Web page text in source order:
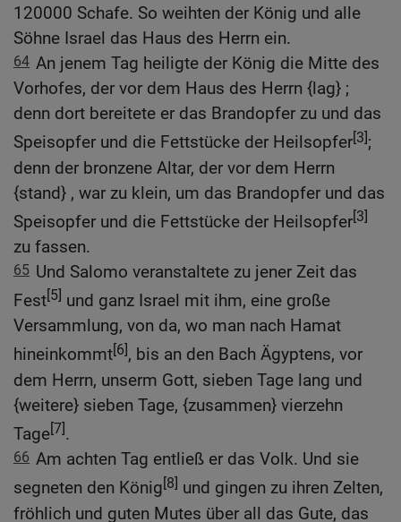
120000 Schafe. So weihten der König und alle
Söhne Israel das Haus des Herrn ein.
64 An jenem Tag heiligte der König die Mitte des
Vorhofes, der vor dem Haus des Herrn {lag} ;
denn dort bereitete er das Brandopfer zu und das
Speisopfer und die Fettstücke der Heilsopfer[3];
denn der bronzene Altar, der vor dem Herrn
{stand} , war zu klein, um das Brandopfer und das
Speisopfer und die Fettstücke der Heilsopfer[3]
zu fassen.
65 Und Salomo veranstaltete zu jener Zeit das
Fest[5] und ganz Israel mit ihm, eine große
Versammlung, von da, wo man nach Hamat
hineinkommt[6], bis an den Bach Ägyptens, vor
dem Herrn, unserm Gott, sieben Tage lang und
{weitere} sieben Tage, {zusammen} vierzehn
Tage[7].
66 Am achten Tag entließ er das Volk. Und sie
segneten den König[8] und gingen zu ihren Zelten,
fröhlich und guten Mutes über all das Gute, das